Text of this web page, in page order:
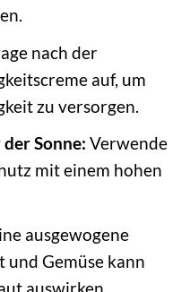
nach der
auf, um
zu versorgen.
Sonne: Verwende
mit einem hohen
ausgewogene
Gemüse kann
auswirken.